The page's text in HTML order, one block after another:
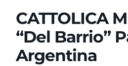
CATTOLICA
“Del Barrio”
Argentina